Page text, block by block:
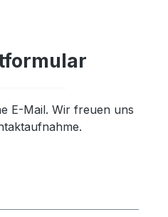
E-Mail. Wir freuen uns